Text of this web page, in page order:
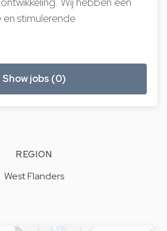
stimulerende
Show jobs (0)
REGION
West Flanders